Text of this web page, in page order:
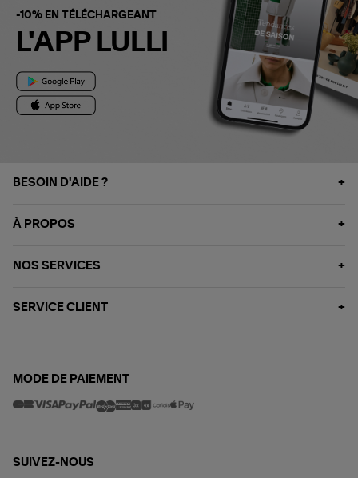
-10% EN TÉLÉCHARGEANT
L'APP LULLI
BESOIN D'AIDE ?
À PROPOS
NOS SERVICES
SERVICE CLIENT
MODE DE PAIEMENT
SUIVEZ-NOUS